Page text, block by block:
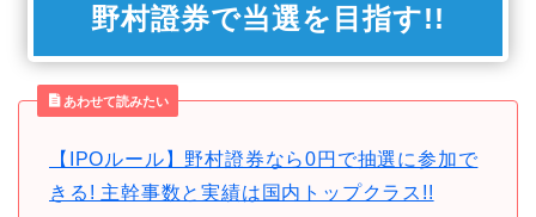
野村證券で当選を目指す!!
あわせて読みたい
【IPOルール】野村證券なら0円で抽選に参加で
きる! 主幹事数と実績は国内トップクラス!!